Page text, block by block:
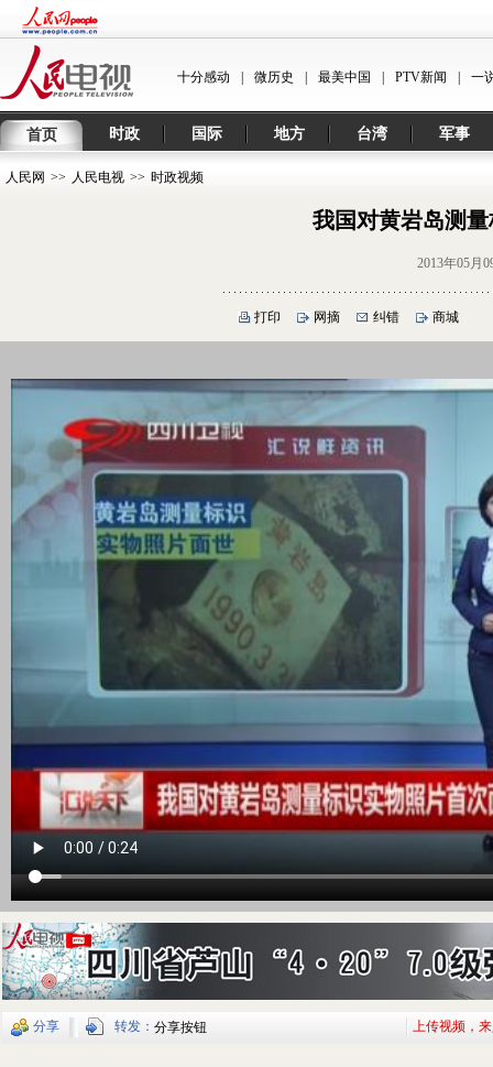
十分感动 微历史 最美中国 PTV新闻 一
首页 时政 国际 地方 台湾 军事
人民网 >> 人民电视 >> 时政视频
我国对黄岩岛测
2013年05月
打印 网摘 纠错 商城
分享 转发： 分享按钮 上传视频，